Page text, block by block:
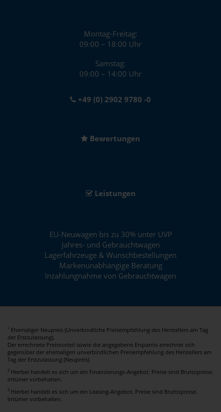
Montag-Freitag:
09:00 – 18:00 Uhr
Samstag:
09:00 – 14:00 Uhr
+49 (0) 2902 9780 -0
Bewertungen
Leistungen
EU-Neuwagen bis zu 30% unter UVP
Jahres- und Gebrauchtwagen
Lagerfahrzeuge & Wunschbestellungen
Markenunabhängige Beratung
Inzahlungnahme von Gebrauchtwagen
1
Ehemaliger Neupreis (Unverbindliche Preisempfehlung des Herstellers am Tag
der Erstzulassung).
Der errechnete Preisvorteil sowie die angegebene Ersparnis errechnet sich
gegenüber der ehemaligen unverbindlichen Preisempfehlung des Herstellers am
Tag der Erstzulassung (Neupreis).
2 Hierbei handelt es sich um ein Finanzierungs-Angebot. Preise sind Bruttopreise.
Irrtümer vorbehalten.
3 Hierbei handelt es sich um ein Leasing-Angebot. Preise sind Bruttopreise.
Irrtümer vorbehalten.